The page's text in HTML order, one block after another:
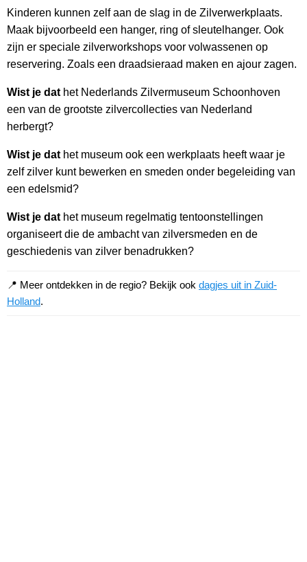
Kinderen kunnen zelf aan de slag in de Zilverwerkplaats.
Maak bijvoorbeeld een hanger, ring of sleutelhanger. Ook
zijn er speciale zilverworkshops voor volwassenen op
reservering. Zoals een draadsieraad maken en ajour zagen.
Wist je dat het Nederlands Zilvermuseum Schoonhoven
een van de grootste zilvercollecties van Nederland
herbergt?
Wist je dat het museum ook een werkplaats heeft waar je
zelf zilver kunt bewerken en smeden onder begeleiding van
een edelsmid?
Wist je dat het museum regelmatig tentoonstellingen
organiseert die de ambacht van zilversmeden en de
geschiedenis van zilver benadrukken?
📍 Meer ontdekken in de regio? Bekijk ook dagjes uit in Zuid-
Holland.